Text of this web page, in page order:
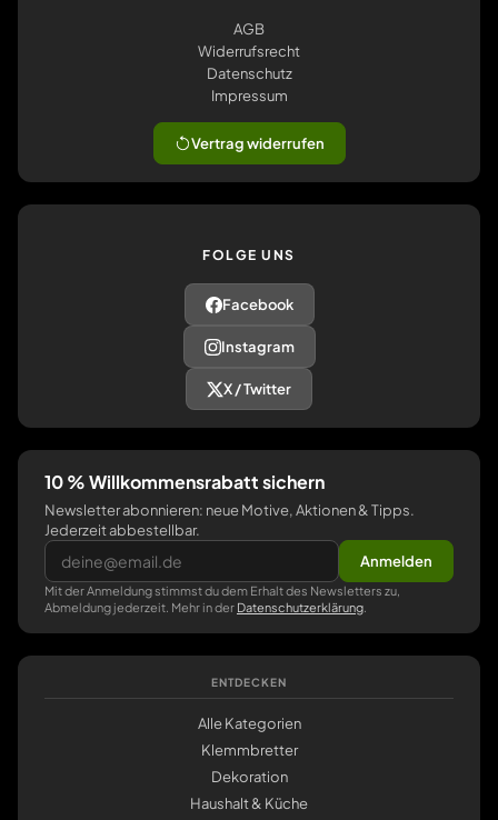
AGB
Widerrufsrecht
Datenschutz
Impressum
Vertrag widerrufen
FOLGE UNS
Facebook
Instagram
X / Twitter
10 % Willkommensrabatt sichern
Newsletter abonnieren: neue Motive, Aktionen & Tipps.
Jederzeit abbestellbar.
Anmelden
Mit der Anmeldung stimmst du dem Erhalt des Newsletters zu,
Abmeldung jederzeit. Mehr in der Datenschutzerklärung
ENTDECKEN
Alle Kategorien
Klemmbretter
Dekoration
Haushalt & Küche